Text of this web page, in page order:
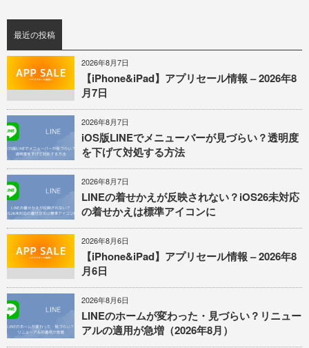
最近の投稿
2026年8月7日
【iPhone&iPad】アプリセール情報 – 2026年8
月7日
2026年8月7日
iOS版LINEでメニューバーが見づらい？透明度
を下げて対処する方法
2026年8月7日
LINEの着せかえが反映されない？iOS26未対応
の着せかえは標準アイコンに
2026年8月6日
【iPhone&iPad】アプリセール情報 – 2026年8
月6日
2026年8月6日
LINEのホームが変わった・見づらい？リニュー
アルの適用が急増（2026年8月）